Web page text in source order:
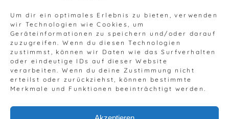
Um dir ein optimales Erlebnis zu bieten, verwenden
wir Technologien wie Cookies, um
Geräteinformationen zu speichern und/oder darauf
zuzugreifen. Wenn du diesen Technologien
zustimmst, können wir Daten wie das Surfverhalten
oder eindeutige IDs auf dieser Website
verarbeiten. Wenn du deine Zustimmung nicht
erteilst oder zurückziehst, können bestimmte
Merkmale und Funktionen beeinträchtigt werden.
© Copyright 2023 - 2026 | Impressum
|Barrierefreiheit|Datenschutz